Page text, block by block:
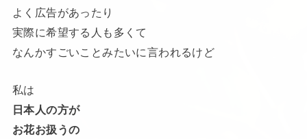
よく広告があったり
実際に希望する人も多くて
なんかすごいことみたいに言われるけど
私は
日本人の方が
お花お扱うの